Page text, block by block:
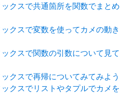
クスで共通箇所を関数でまとめ
クスで変数を使ってカメの動き
クスで関数の引数について見て
クスで再帰についてみてみよう
クスでリストやタプルでカメを